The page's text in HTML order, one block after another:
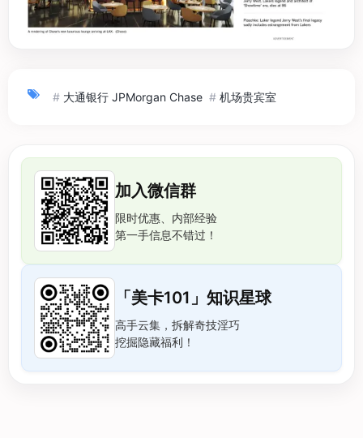
# 大通银行 JPMorgan Chase # 机场贵宾室
加入微信群
限时优惠、内部经验
第一手信息不错过！
「美卡101」知识星球
高手云集，拆解奇技淫巧
挖掘隐藏福利！